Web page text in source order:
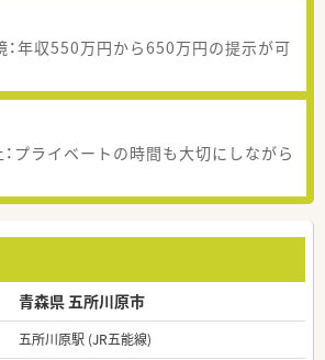
：年収550万円から650万円の提示が可
プライベートの時間も大切にしながら
青森県 五所川原市
五所川原駅 (JR五能線)